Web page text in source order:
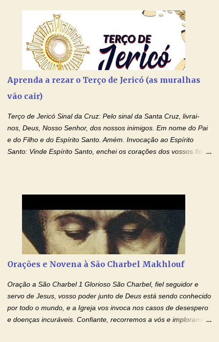
Aprenda a rezar o Terço de Jericó (as muralhas
vão cair)
Terço de Jericó Sinal da Cruz: Pelo sinal da Santa Cruz, livrai-
nos, Deus, Nosso Senhor, dos nossos inimigos. Em nome do Pai
e do Filho e do Espírito Santo. Amém. Invocação ao Espírito
Santo: Vinde Espírito Santo, enchei os corações dos vossos fiéis
o mesmo Espírito e gozemos sempre da sua consolação. Por
Cristo, Senhor Nosso. Amém. Creio: Creio em Deus Pai Todo-
Poderoso, Criador do céu e da terra; e em Jesus Cristo, seu
único Filho, nosso Senhor; que foi concebido pelo poder do Espí­
rito Santo; nasceu da Virgem Maria, padeceu sob Pôncio Pilatos,
foi crucificado, morto e sepultado. Desceu à mansão dos mortos;
ressuscitou ao terceiro dia; subiu aos céus, está sentado à direita
de Deus Pai todo-poderoso, donde há de vir a julgar os v...
Orações e Novena à São Charbel Makhlouf
Oração a São Charbel 1 Glorioso São Charbel, fiel seguidor e
servo de Jesus, vosso poder junto de Deus está sendo conhecido
por todo o mundo, e a Igreja vos invoca nos casos de desespero
e doenças incuráveis. Confiante, recorremos a vós e imploramos